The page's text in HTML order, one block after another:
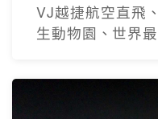
VJ越捷航空直飛
生動物園、世界